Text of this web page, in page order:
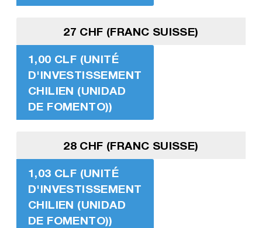
27 CHF (FRANC SUISSE)
1,00 CLF (UNITÉ
D'INVESTISSEMENT
CHILIEN (UNIDAD
DE FOMENTO))
28 CHF (FRANC SUISSE)
1,03 CLF (UNITÉ
D'INVESTISSEMENT
CHILIEN (UNIDAD
DE FOMENTO))